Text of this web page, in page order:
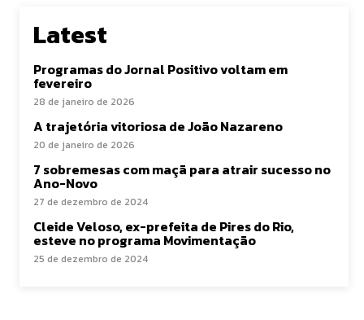
Latest
Programas do Jornal Positivo voltam em
fevereiro
28 de janeiro de 2026
A trajetória vitoriosa de João Nazareno
20 de janeiro de 2026
7 sobremesas com maçã para atrair sucesso no
Ano-Novo
27 de dezembro de 2024
Cleide Veloso, ex-prefeita de Pires do Rio,
esteve no programa Movimentação
25 de dezembro de 2024